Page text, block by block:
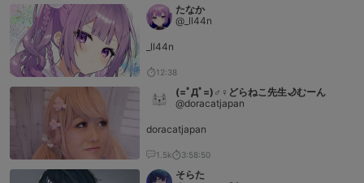
たなか
@_ll44n
_ll44n
12:38
(=ﾟДﾟ=)♂♀どらねこ先生🌙むーん
@doracatjapan
doracatjapan
1.5k 3:58:50
そらた